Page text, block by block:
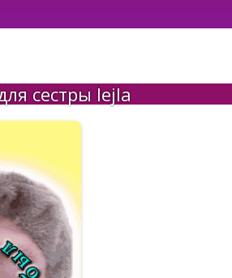
сестры lejla